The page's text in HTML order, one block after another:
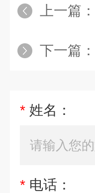
上一篇：
下一篇：
* 姓名：
* 电话：